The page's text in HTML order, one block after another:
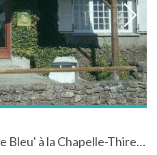
Gîte tout confort 'Le Cèdre Bleu' à la Chapelle-Thireuil - Poitou-Charentes à la campagne